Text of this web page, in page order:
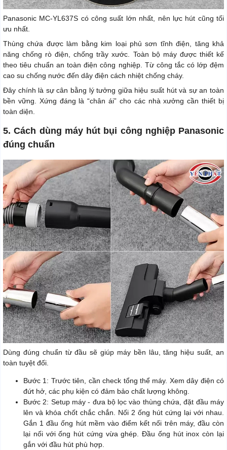
Panasonic MC-YL637S có công suất lớn nhất, nên lực hút cũng tối
ưu nhất.
Thùng chứa được làm bằng kim loại phủ sơn tĩnh điện, tăng khả
năng chống rò điện, chống trầy xước. Toàn bộ máy được thiết kế
theo tiêu chuẩn an toàn điện công nghiệp. Từ công tắc có lớp đệm
cao su chống nước đến dây điện cách nhiệt chống cháy.
Đây chính là sự cân bằng lý tưởng giữa hiệu suất hút và sự an toàn
bền vững. Xứng đáng là “chân ái” cho các nhà xưởng cần thiết bị
toàn diện.
5. Cách dùng máy hút bụi công nghiệp Panasonic
đúng chuẩn
Dùng đúng chuẩn từ đầu sẽ giúp máy bền lâu, tăng hiệu suất, an
toàn tuyệt đối.
Bước 1: Trước tiên, cần check tổng thể máy. Xem dây điện có
đứt hở, các phụ kiện có đảm bảo chất lượng không.
Bước 2: Setup máy - đưa bộ lọc vào thùng chứa, đặt đầu máy
lên và khóa chốt chắc chắn. Nối 2 ống hút cứng lại với nhau.
Gắn 1 đầu ống hút mềm vào điểm kết nối trên máy, đầu còn
lại nối với ống hút cứng vừa ghép. Đầu ống hút inox còn lại
gắn với đầu hút phù hợp.